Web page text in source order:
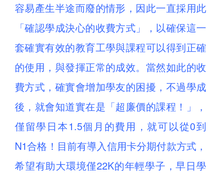
容易產生半途而廢的情形，因此一直採用此
「確認學成決心的收費方式」，以確保這一
套確實有效的教育工學與課程可以得到正確
的使用，與發揮正常的成效。當然如此的收
費方式，確實會增加學友的困擾，不過學成
後，就會知道實在是「超廉價的課程！」，
僅留學日本1.5個月的費用，就可以從0到
N1合格！目前有導入信用卡分期付款方式，
希望有助大環境僅22K的年輕學子，早日學